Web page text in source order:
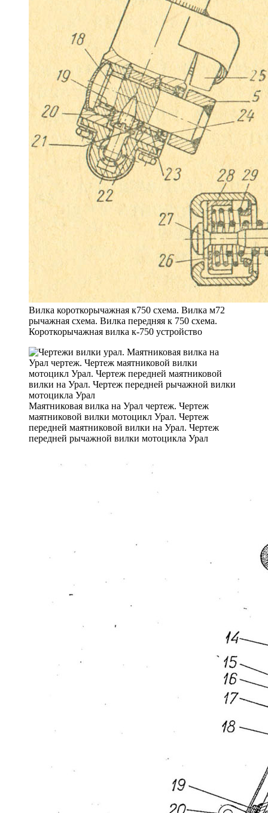
Вилка короткорычажная к750 схема. Вилка м72
рычажная схема. Вилка передняя к 750 схема.
Короткорычажная вилка к-750 устройство
Маятниковая вилка на Урал чертеж. Чертеж
маятниковой вилки мотоцикл Урал. Чертеж
передней маятниковой вилки на Урал. Чертеж
передней рычажной вилки мотоцикла Урал